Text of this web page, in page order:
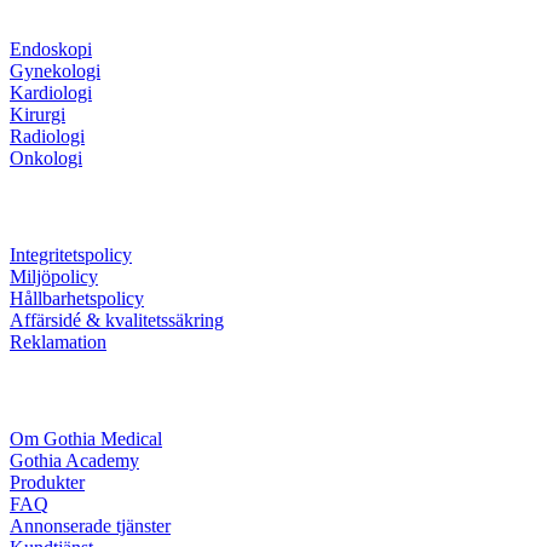
Endoskopi
Gynekologi
Kardiologi
Kirurgi
Radiologi
Onkologi
Integritetspolicy
Miljöpolicy
Hållbarhetspolicy
Affärsidé & kvalitetssäkring
Reklamation
Om Gothia Medical
Gothia Academy
Produkter
FAQ
Annonserade tjänster